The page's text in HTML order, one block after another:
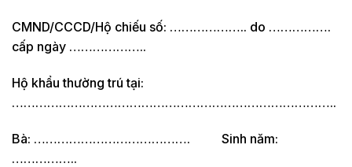
CMND/CCCD/Hộ chiếu số: ……………….. do …………….
cấp ngày ………………..
Hộ khẩu thường trú tại:
………………………………………………………………………..
Bà: …………………………………. Sinh năm:
……………..